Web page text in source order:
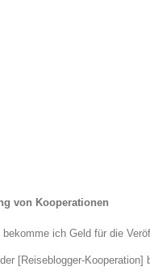
von Kooperationen
ich Geld für die
[Reiseblogger-